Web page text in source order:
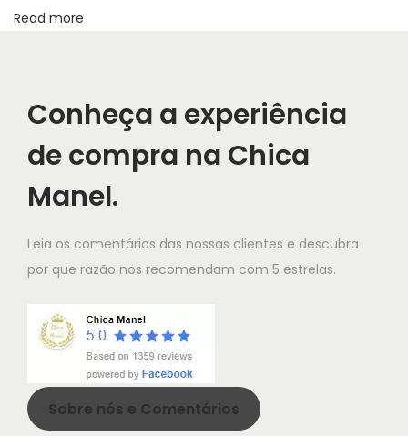
d
Read more
Conheça a experiência
de compra na Chica
Manel.
Leia os comentários das nossas clientes e descubra
por que razão nos recomendam com 5 estrelas.
Sobre nós e Comentários